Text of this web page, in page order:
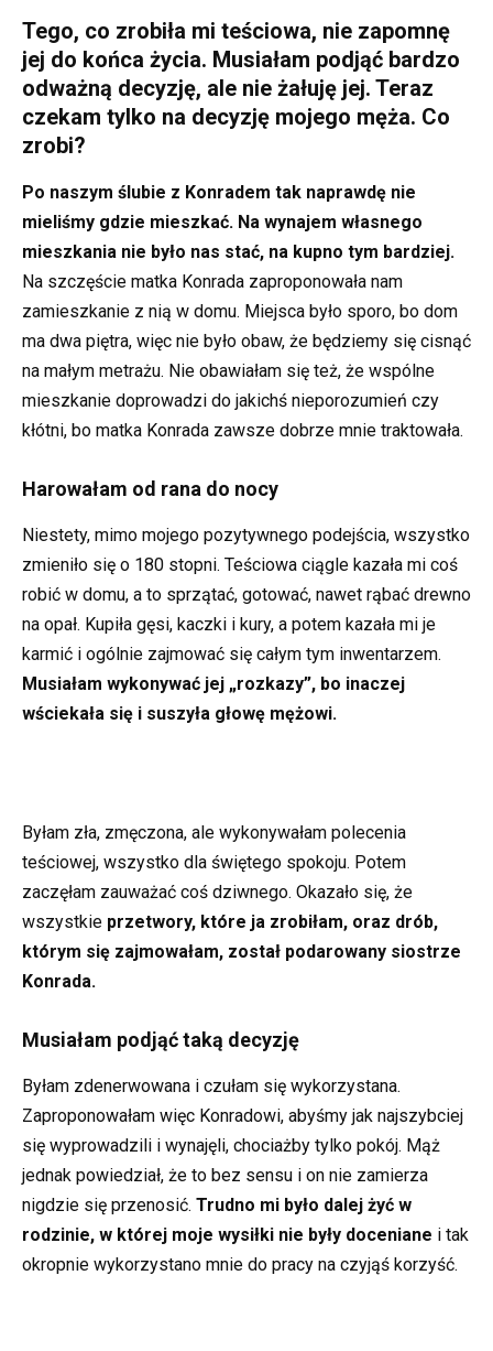
Tego, co zrobiła mi teściowa, nie zapomnę
jej do końca życia. Musiałam podjąć bardzo
odważną decyzję, ale nie żałuję jej. Teraz
czekam tylko na decyzję mojego męża. Co
zrobi?
Po naszym ślubie z Konradem tak naprawdę nie
mieliśmy gdzie mieszkać. Na wynajem własnego
mieszkania nie było nas stać, na kupno tym bardziej.
Na szczęście matka Konrada zaproponowała nam
zamieszkanie z nią w domu. Miejsca było sporo, bo dom
ma dwa piętra, więc nie było obaw, że będziemy się cisnąć
na małym metrażu. Nie obawiałam się też, że wspólne
mieszkanie doprowadzi do jakichś nieporozumień czy
kłótni, bo matka Konrada zawsze dobrze mnie traktowała.
Harowałam od rana do nocy
Niestety, mimo mojego pozytywnego podejścia, wszystko
zmieniło się o 180 stopni. Teściowa ciągle kazała mi coś
robić w domu, a to sprzątać, gotować, nawet rąbać drewno
na opał. Kupiła gęsi, kaczki i kury, a potem kazała mi je
karmić i ogólnie zajmować się całym tym inwentarzem.
Musiałam wykonywać jej „rozkazy”, bo inaczej
wściekała się i suszyła głowę mężowi.
Byłam zła, zmęczona, ale wykonywałam polecenia
teściowej, wszystko dla świętego spokoju. Potem
zaczęłam zauważać coś dziwnego. Okazało się, że
wszystkie przetwory, które ja zrobiłam, oraz drób,
którym się zajmowałam, został podarowany siostrze
Konrada.
Musiałam podjąć taką decyzję
Byłam zdenerwowana i czułam się wykorzystana.
Zaproponowałam więc Konradowi, abyśmy jak najszybciej
się wyprowadzili i wynajęli, chociażby tylko pokój. Mąż
jednak powiedział, że to bez sensu i on nie zamierza
nigdzie się przenosić. Trudno mi było dalej żyć w
rodzinie, w której moje wysiłki nie były doceniane i tak
okropnie wykorzystano mnie do pracy na czyjąś korzyść.